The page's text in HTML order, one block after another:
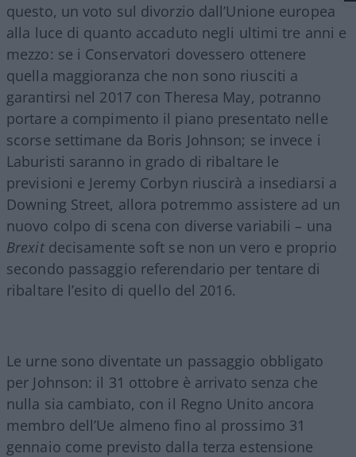
questo, un voto sul divorzio dall’Unione europea
alla luce di quanto accaduto negli ultimi tre anni e
mezzo: se i Conservatori dovessero ottenere
quella maggioranza che non sono riusciti a
garantirsi nel 2017 con Theresa May, potranno
portare a compimento il piano presentato nelle
scorse settimane da Boris Johnson; se invece i
Laburisti saranno in grado di ribaltare le
previsioni e Jeremy Corbyn riuscirà a insediarsi a
Downing Street, allora potremmo assistere ad un
nuovo colpo di scena con diverse variabili – una
Brexitdecisamente soft se non un vero e proprio
secondo passaggio referendario per tentare di
ribaltare l’esito di quello del 2016.
Le urne sono diventate un passaggio obbligato
per Johnson: il 31 ottobre è arrivato senza che
nulla sia cambiato, con il Regno Unito ancora
membro dell’Ue almeno fino al prossimo 31
gennaio come previsto dalla terza estensione